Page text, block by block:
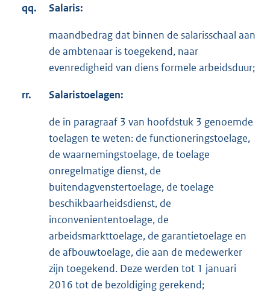
qq. Salaris:
maandbedrag dat binnen de salarisschaal aan
de ambtenaar is toegekend, naar
evenredigheid van diens formele arbeidsduur;
rr. Salaristoelagen:
de in paragraaf 3 van hoofdstuk 3 genoemde
toelagen te weten: de functioneringstoelage,
de waarnemingstoelage, de toelage
onregelmatige dienst, de
buitendagvenstertoelage, de toelage
beschikbaarheidsdienst, de
inconveniententoelage, de
arbeidsmarkttoelage, de garantietoelage en
de afbouwtoelage, die aan de medewerker
zijn toegekend. Deze werden tot 1 januari
2016 tot de bezoldiging gerekend;